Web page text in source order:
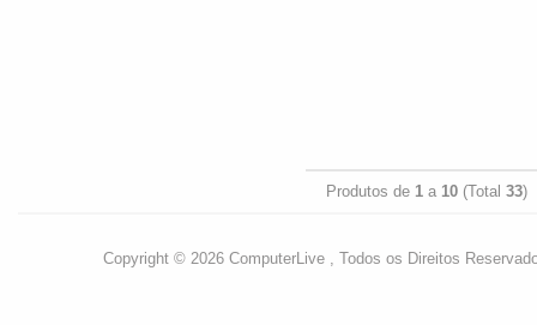
Produtos de 1 a 10 (Total 33)
Copyright © 2026 ComputerLive , Todos os Direitos